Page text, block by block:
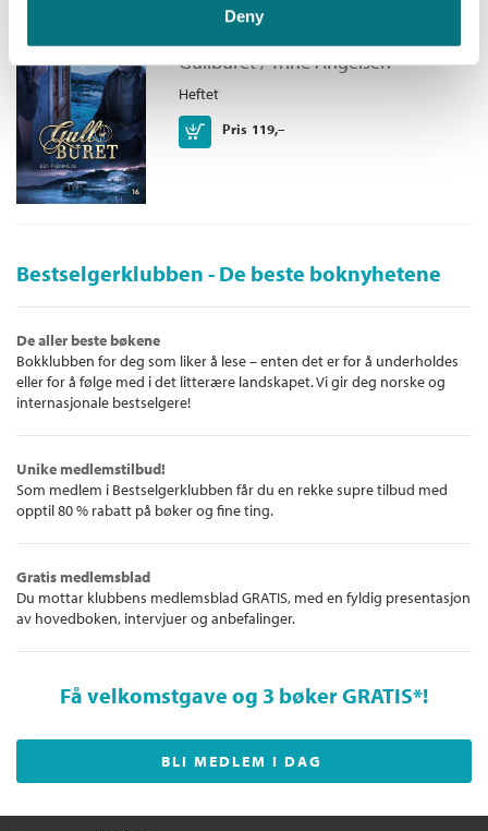
Deny
Den fremmede
Gullburet /Trine Angelsen
Heftet
Pris 119,–
Kjøp
Bestselgerklubben - De beste boknyhetene
De aller beste bøkene
Bokklubben for deg som liker å lese – enten det er for å underholdes
eller for å følge med i det litterære landskapet. Vi gir deg norske og
internasjonale bestselgere!
Unike medlemstilbud!
Som medlem i Bestselgerklubben får du en rekke supre tilbud med
opptil 80 % rabatt på bøker og fine ting.
Gratis medlemsblad
Du mottar klubbens medlemsblad GRATIS, med en fyldig presentasjon
av hovedboken, intervjuer og anbefalinger.
Få velkomstgave og 3 bøker GRATIS*!
BLI MEDLEM I DAG